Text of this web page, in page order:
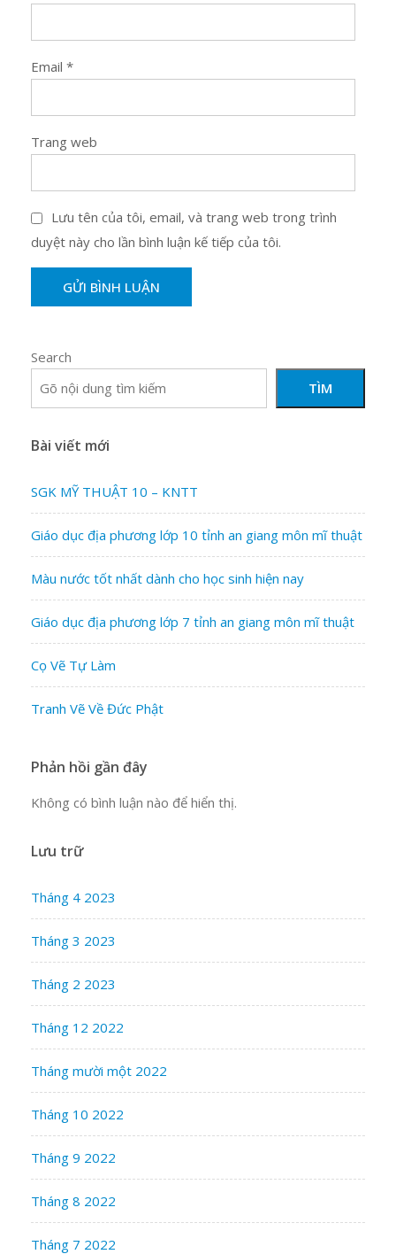
Email *
Trang web
Lưu tên của tôi, email, và trang web trong trình
duyệt này cho lần bình luận kế tiếp của tôi.
Search
TÌM
Bài viết mới
SGK MỸ THUẬT 10 – KNTT
Giáo dục địa phương lớp 10 tỉnh an giang môn mĩ thuật
Màu nước tốt nhất dành cho học sinh hiện nay
Giáo dục địa phương lớp 7 tỉnh an giang môn mĩ thuật
Cọ Vẽ Tự Làm
Tranh Vẽ Về Đức Phật
Phản hồi gần đây
Không có bình luận nào để hiển thị.
Lưu trữ
Tháng 4 2023
Tháng 3 2023
Tháng 2 2023
Tháng 12 2022
Tháng mười một 2022
Tháng 10 2022
Tháng 9 2022
Tháng 8 2022
Tháng 7 2022